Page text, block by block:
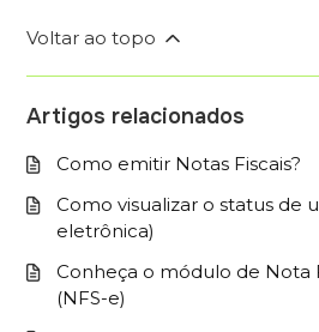
Voltar ao topo
Artigos relacionados
Como emitir Notas Fiscais?
Como visualizar o status de
eletrônica)
Conheça o módulo de Nota
(NFS-e)